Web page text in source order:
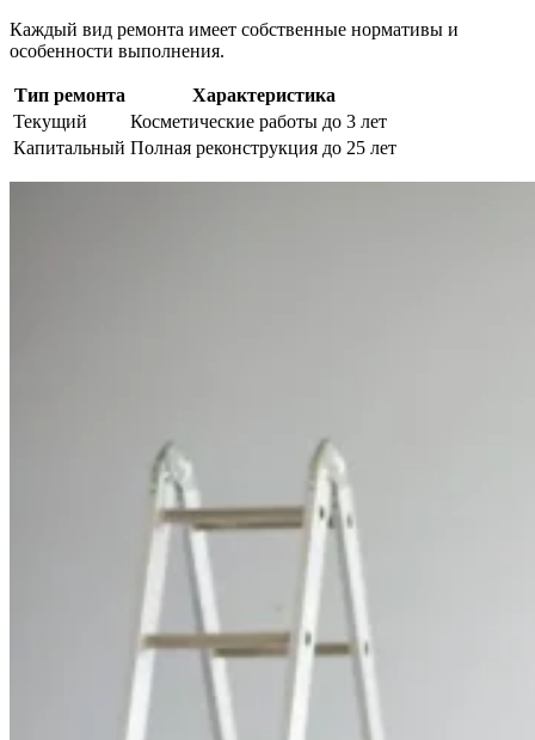
Каждый вид ремонта имеет собственные нормативы и
особенности выполнения.
Тип ремонта
Характеристика
Текущий
Косметические работы до 3 лет
Капитальный Полная реконструкция до 25 лет